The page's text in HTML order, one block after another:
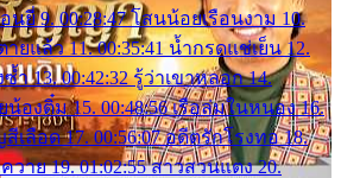
นยี่ 9. 00:28:47 โสนน้อยเรือนงาม 10.
ายแล้ว 11. 00:35:41 น้ำกรดแช่เย็น 12.
ำ 13. 00:42:32 รู้ว่าเขาหลอก 14.
น้องติ๋ม 15. 00:48:56 เรือล่มในหนอง 16.
เลือด 17. 00:56:07 อดีตรักโรงทอ 18.
วาย 19. 01:02:55 สาวสวนแตง 20.